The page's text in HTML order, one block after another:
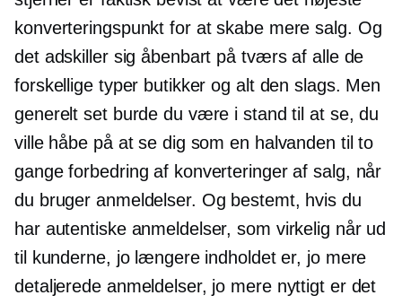
konverteringspunkt for at skabe mere salg. Og
det adskiller sig åbenbart på tværs af alle de
forskellige typer butikker og alt den slags. Men
generelt set burde du være i stand til at se, du
ville håbe på at se dig som en halvanden til to
gange forbedring af konverteringer af salg, når
du bruger anmeldelser. Og bestemt, hvis du
har autentiske anmeldelser, som virkelig når ud
til kunderne, jo længere indholdet er, jo mere
detaljerede anmeldelser, jo mere nyttigt er det